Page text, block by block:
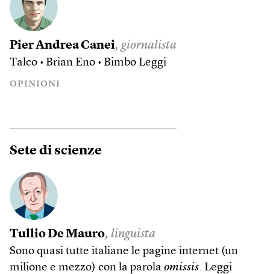
Pier Andrea Canei, giornalista
Talco • Brian Eno • Bimbo Leggi
OPINIONI
Sete di scienze
Tullio De Mauro, linguista
Sono quasi tutte italiane le pagine internet (un
milione e mezzo) con la parola omissis. Leggi